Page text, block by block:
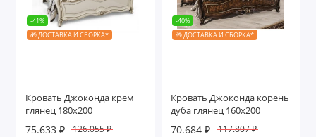
-41%
🎁 ДОСТАВКА И СБОРКА*
Кровать Джоконда крем
глянец 180х200
75.633 ₽ 126.055 ₽
-40%
🎁 ДОСТАВКА И СБОРКА*
Кровать Джоконда корень
дуба глянец 160х200
70.684 ₽ 117.807 ₽